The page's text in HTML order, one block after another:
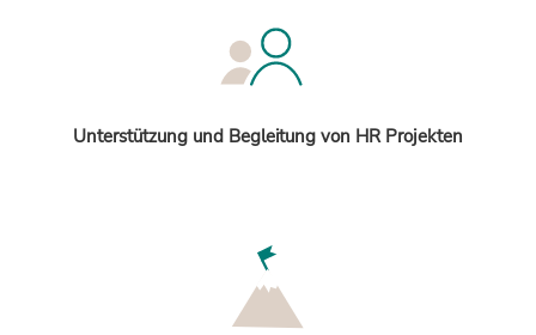
Unterstützung und Begleitung von HR Projekten